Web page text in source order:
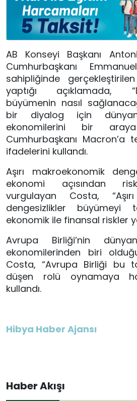
AB Konseyi Başkanı
Cumhurbaşkanı
sahipliğinde
yaptığı açıklamada,
büyümenin nasıl
bir diyalog için
ekonomilerini bir
Cumhurbaşkanı Macron’a
ifadelerini kullandı.
Aşırı makroekonomik
ekonomi açısından
vurgulayan Costa,
dengesizlikler
ekonomik ile finansal riskler
Avrupa Birliği’nin
ekonomilerinden biri
Costa, “Avrupa Birliği bu
düşen rolü oynamaya
kullandı.
Hibya Haber Ajansı
Haber Akışı